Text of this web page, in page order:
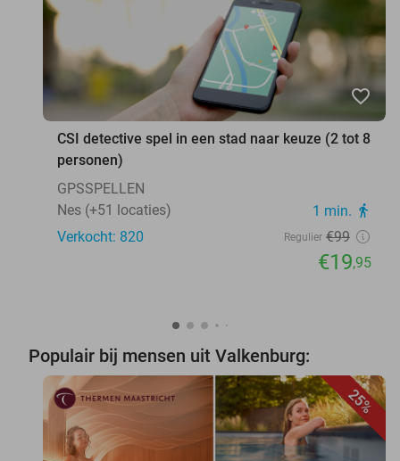
favorite_border
CSI detective spel in een stad naar keuze (2 tot 8
personen)
GPSSPELLEN
Nes (+51 locaties)
1 min. directions_walk
Verkocht: 820 Regulier €99
€19,95
Populair bij mensen uit Valkenburg:
25%